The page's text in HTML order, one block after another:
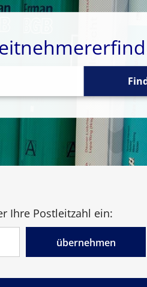
Ihre Postleitzahl ein:
übernehmen